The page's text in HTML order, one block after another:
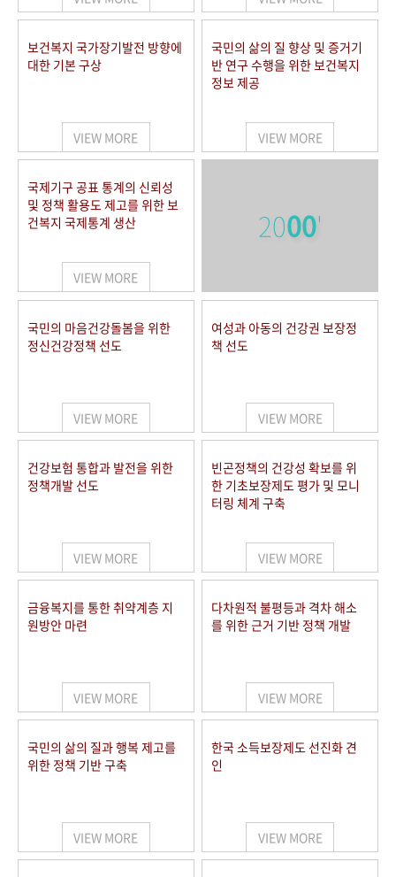
보건복지 국가장기발전 방향에
대한 기본 구상
VIEW MORE
국민의 삶의 질 향상 및 증거기
반 연구 수행을 위한 보건복지
정보 제공
VIEW MORE
국제기구 공표 통계의 신뢰성
및 정책 활용도 제고를 위한 보
건복지 국제통계 생산
VIEW MORE
2000'
국민의 마음건강돌봄을 위한
정신건강정책 선도
VIEW MORE
여성과 아동의 건강권 보장정
책 선도
VIEW MORE
건강보험 통합과 발전을 위한
정책개발 선도
VIEW MORE
빈곤정책의 건강성 확보를 위
한 기초보장제도 평가 및 모니
터링 체계 구축
VIEW MORE
금융복지를 통한 취약계층 지
원방안 마련
VIEW MORE
다차원적 불평등과 격차 해소
를 위한 근거 기반 정책 개발
VIEW MORE
국민의 삶의 질과 행복 제고를
위한 정책 기반 구축
VIEW MORE
한국 소득보장제도 선진화 견
인
VIEW MORE